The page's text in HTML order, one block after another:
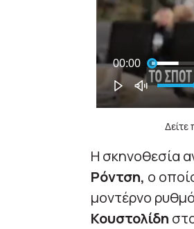
Η σκηνοθεσία
Ρόντση, ο
μοντέρνο
Κουστολίδη